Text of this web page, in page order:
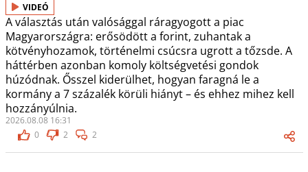
VIDEÓ
A választás után valósággal ráragyogott a piac
Magyarországra: erősödött a forint, zuhantak a
kötvényhozamok, történelmi csúcsra ugrott a tőzsde. A
háttérben azonban komoly költségvetési gondok
húzódnak. Ősszel kiderülhet, hogyan faragná le a
kormány a 7 százalék körüli hiányt – és ehhez mihez kell
hozzányúlnia.
2026.08.08 16:31
0
2 2